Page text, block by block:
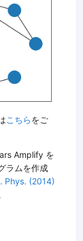
こちらをご
Amplify を
ラムを作成
Phys. (2014)